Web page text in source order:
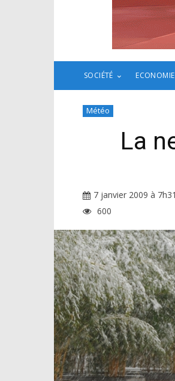
SOCIÉTÉ ECONOMIE
Météo
La
7 janvier 2009 à 7h31
600